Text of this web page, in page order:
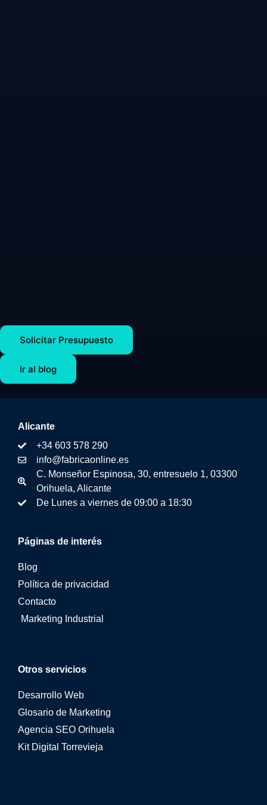
Solicitar Presupuesto
Ir al blog
Otros servicios
Desarrollo Web
Glosario de Marketing
Agencia SEO Orihuela
Kit Digital Torrevieja
Páginas de interés
Blog
Política de privacidad
Contacto
Marketing Industrial
Alicante
+34 603 578 290
info@fabricaonline.es
C. Monseñor Espinosa, 30, entresuelo 1, 03300
Orihuela, Alicante
De Lunes a viernes de 09:00 a 18:30